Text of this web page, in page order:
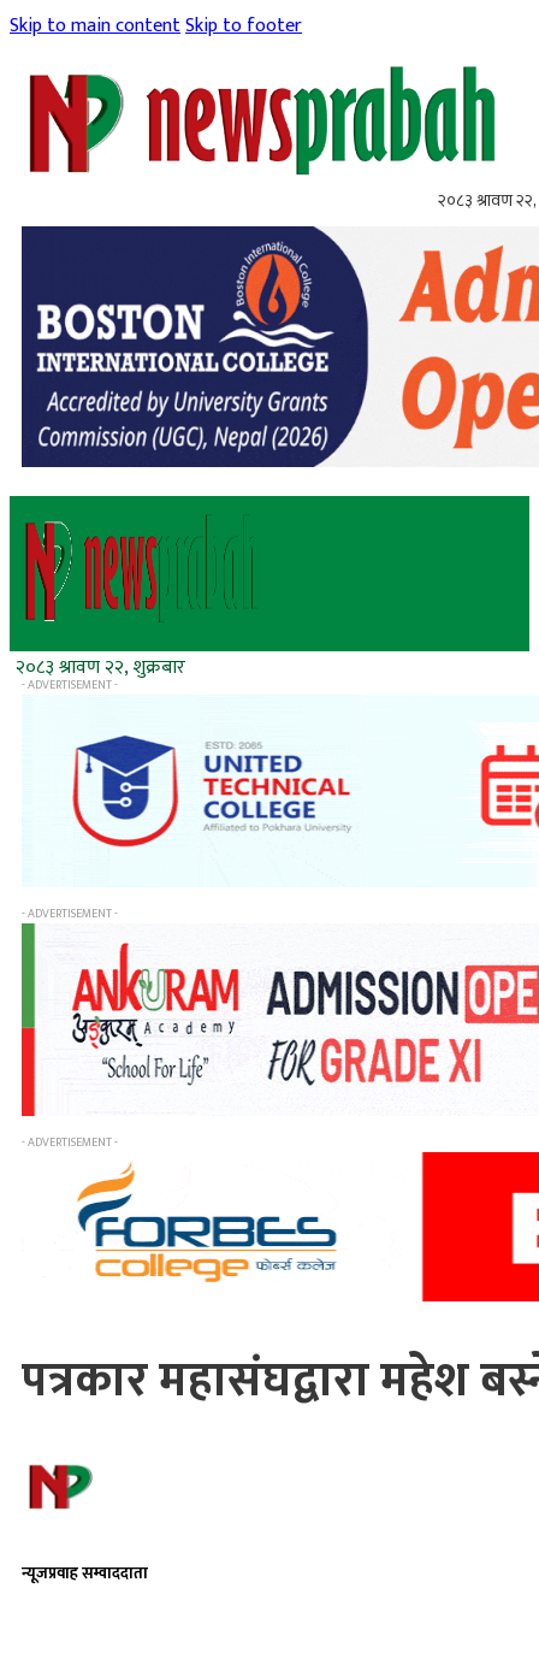
Skip to main contentSkip to footer
२०८३ श्रावण २२,
२०८३ श्रावण २२, शुक्रबार
- ADVERTISEMENT -
- ADVERTISEMENT -
- ADVERTISEMENT -
पत्रकार महासंघद्वारा महेश
न्यूजप्रवाह सम्वाददाता